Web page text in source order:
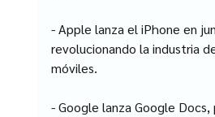
- Apple lanza el iPhone en
revolucionando la industria
móviles.
- Google lanza Google